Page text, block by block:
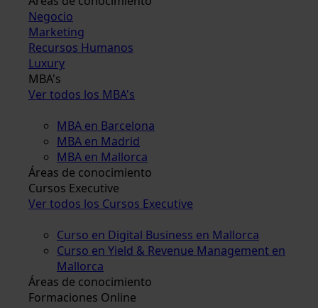
Negocio
Marketing
Recursos Humanos
Luxury
MBA's
Ver todos los MBA's
MBA en Barcelona
MBA en Madrid
MBA en Mallorca
Áreas de conocimiento
Cursos Executive
Ver todos los Cursos Executive
Curso en Digital Business en Mallorca
Curso en Yield & Revenue Management en
Mallorca
Áreas de conocimiento
Formaciones Online